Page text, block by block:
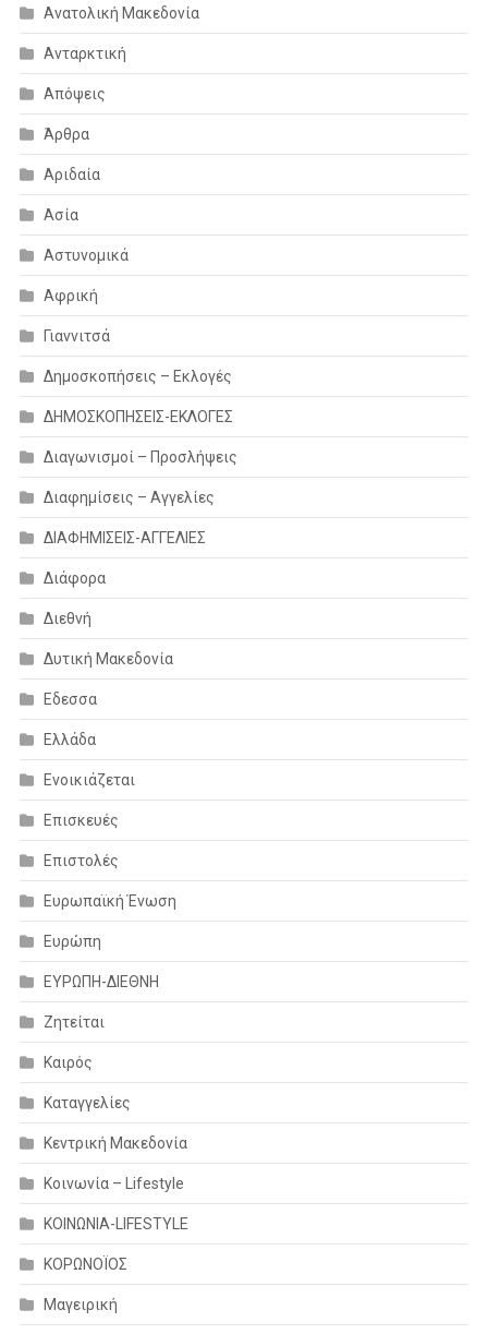
Ανατολική Μακεδονία
Ανταρκτική
Απόψεις
Άρθρα
Αριδαία
Ασία
Αστυνομικά
Αφρική
Γιαννιτσά
Δημοσκοπήσεις – Εκλογές
ΔΗΜΟΣΚΟΠΗΣΕΙΣ-ΕΚΛΟΓΕΣ
Διαγωνισμοί – Προσλήψεις
Διαφημίσεις – Αγγελίες
ΔΙΑΦΗΜΙΣΕΙΣ-ΑΓΓΕΛΙΕΣ
Διάφορα
Διεθνή
Δυτική Μακεδονία
Εδεσσα
Ελλάδα
Ενοικιάζεται
Επισκευές
Επιστολές
Ευρωπαϊκή Ένωση
Ευρώπη
ΕΥΡΩΠΗ-ΔΙΕΘΝΗ
Ζητείται
Καιρός
Καταγγελίες
Κεντρική Μακεδονία
Κοινωνία – Lifestyle
ΚΟΙΝΩΝΙΑ-LIFESTYLE
ΚΟΡΩΝΟΪΟΣ
Μαγειρική